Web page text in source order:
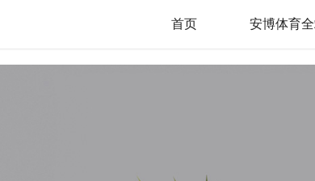
首页 安博体育